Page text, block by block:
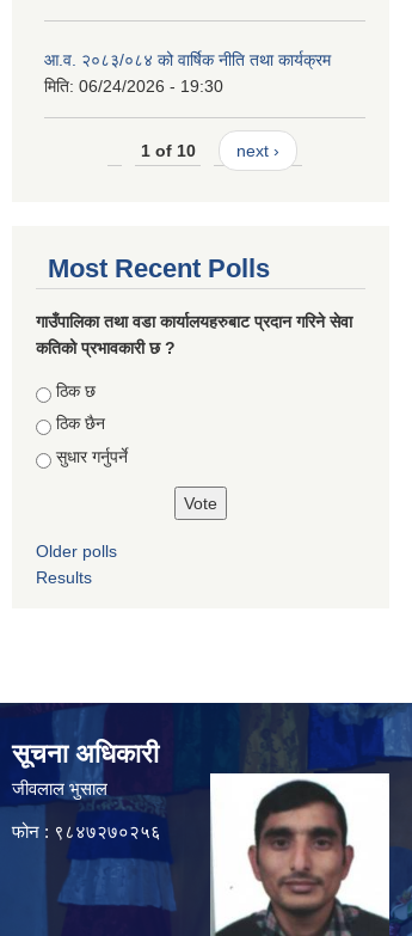
आ.व. २०८३/०८४ को वार्षिक नीति तथा कार्यक्रम
मिति: 06/24/2026 - 19:30
1 of 10 next ›
Most Recent Polls
गाउँपालिका तथा वडा कार्यालयहरुबाट प्रदान गरिने सेवा
कतिको प्रभावकारी छ ?
Choices
ठिक छ
ठिक छैन
सुधार गर्नुपर्ने
Older polls
Results
सूचना अधिकारी
जीवलाल भुसाल
फोन : ९८४७२७०२५६